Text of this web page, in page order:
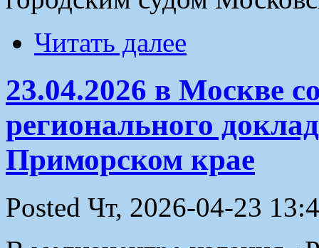
Читать далее
23.04.2026 в Москве
регионального
Приморском крае
Posted Чт, 2026-04-23